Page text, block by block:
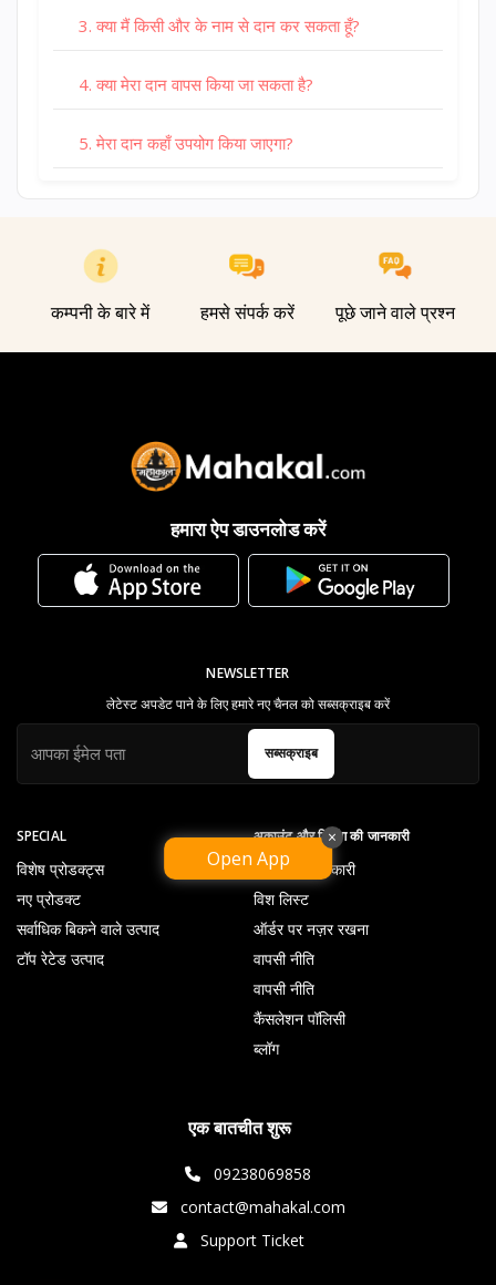
3. क्या मैं किसी और के नाम से दान कर सकता हूँ?
4. क्या मेरा दान वापस किया जा सकता है?
5. मेरा दान कहाँ उपयोग किया जाएगा?
कम्पनी के बारे में हमसे संपर्क करें पूछे जाने वाले प्रश्न
हमारा ऐप डाउनलोड करें
SPECIAL
विशेष प्रोडक्ट्स
नए प्रोडक्ट
सर्वाधिक बिकने वाले उत्पाद
टॉप रेटेड उत्पाद
अकाउंट और शिपिंग की जानकारी
प्रोफ़ाइल जानकारी
विश लिस्ट
ऑर्डर पर नज़र रखना
वापसी नीति
वापसी नीति
कैंसलेशन पॉलिसी
ब्लॉग
NEWSLETTER
लेटेस्ट अपडेट पाने के लिए हमारे नए चैनल को सब्सक्राइब करें
सब्सक्राइब
एक बातचीत शुरू
09238069858
contact@mahakal.com
Support Ticket
Open App
×